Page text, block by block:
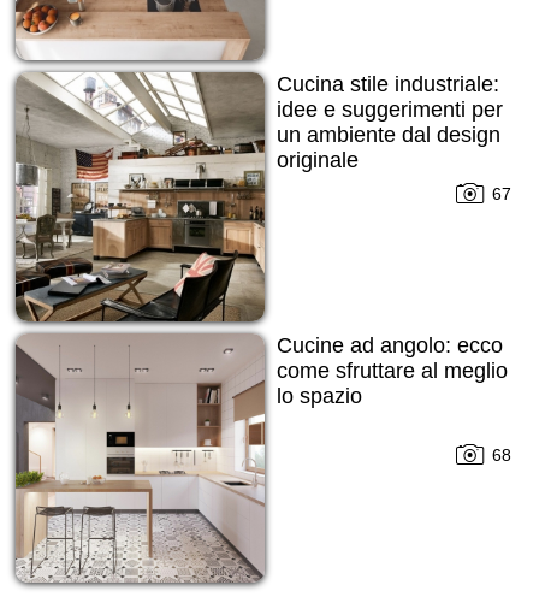
Cucina stile industriale:
idee e suggerimenti per
un ambiente dal design
originale
67
Cucine ad angolo: ecco
come sfruttare al meglio
lo spazio
68